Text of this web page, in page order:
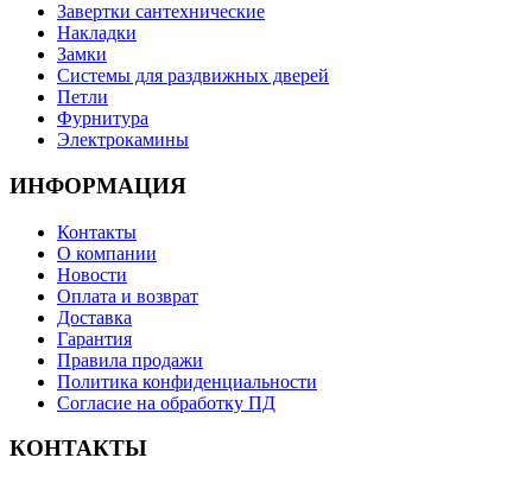
Завертки сантехнические
Накладки
Замки
Системы для раздвижных дверей
Петли
Фурнитура
Электрокамины
ИНФОРМАЦИЯ
Контакты
О компании
Новости
Оплата и возврат
Доставка
Гарантия
Правила продажи
Политика конфиденциальности
Согласие на обработку ПД
КОНТАКТЫ